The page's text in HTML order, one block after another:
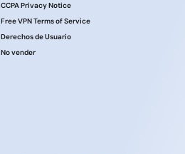
CCPA Privacy Notice
Free VPN Terms of Service
Derechos de Usuario
No vender